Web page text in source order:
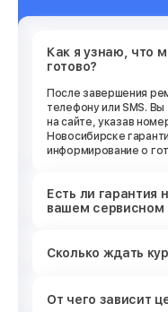
Как я узнаю, что
готово?
После завершения
телефону или SMS.
на сайте, указав
Новосибирске
информирование о
Есть ли гарантия
вашем сервисном
Сколько ждать
От чего зависит